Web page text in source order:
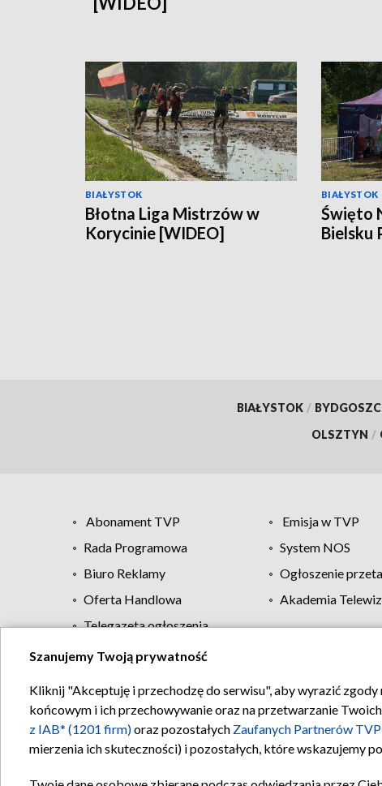
BIAŁYSTOK
Błotna Liga Mistrzów w
Korycinie [WIDEO]
BIAŁYSTOK
Święto
Bielsku
BIAŁYSTOK /
OLSZTYN /
Abonament TVP Emisja w TVP
Rada Programowa
System NOS
Biuro Reklamy
Ogłoszenie
Oferta Handlowa
Akademia
Telegazeta ogłoszenia
Regulamin TVP
Szanujemy Twoją prywatność
Kliknij "Akceptuję i przechodzę do serwisu", aby wyrazić
końcowym i ich przechowywanie oraz na przetwarzanie
z IAB* (1201 firm)oraz pozostałych Zaufanych Partnerów
mierzenia ich skuteczności) i pozostałych, które wskazujemy